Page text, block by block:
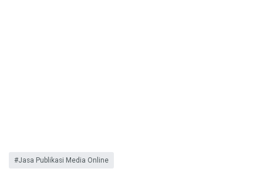
Jasa Publikasi Media Online